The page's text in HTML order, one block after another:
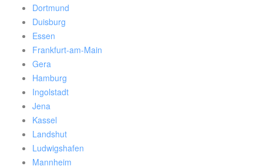
Dortmund
Duisburg
Essen
Frankfurt-am-Main
Gera
Hamburg
Ingolstadt
Jena
Kassel
Landshut
Ludwigshafen
Mannheim